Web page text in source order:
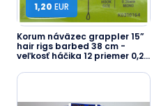
1,20 EUR
Korum náväzec grappler 15”
hair rigs barbed 38 cm -
veľkosť háčika 12 priemer 0,26